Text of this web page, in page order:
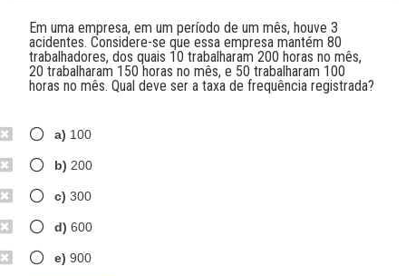
Em uma empresa, em um período de um mês, houve 3
acidentes. Considere-se que essa empresa mantém 80
trabalhadores, dos quais 10 trabalharam 200 horas no mês,
20 trabalharam 150 horas no mês, e 50 trabalharam 100
horas no mês. Qual deve ser a taxa de frequência registrada?
a) 100
b) 200
c) 300
d) 600
e) 900